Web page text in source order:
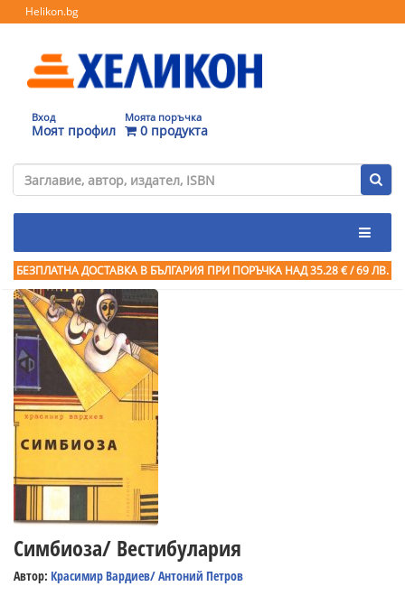
Helikon.bg
Вход
Моят профил
Моята поръчка
0 продукта
БЕЗПЛАТНА ДОСТАВКА В БЪЛГАРИЯ ПРИ ПОРЪЧКА НАД 35.28 € / 69 ЛВ.
Симбиоза/ Вестибулария
Автор: Красимир Вардиев/ Антоний Петров